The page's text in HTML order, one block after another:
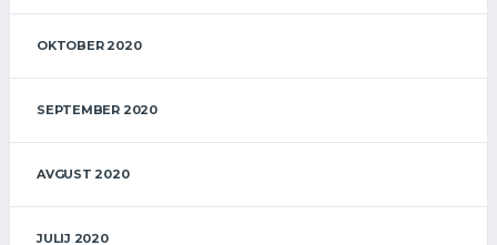
OKTOBER 2020
SEPTEMBER 2020
AVGUST 2020
JULIJ 2020